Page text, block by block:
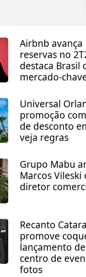
Airbnb avança
reservas no
destaca Brasil
mercado-
Universal
promoção
de desconto
veja regras
Grupo Mabu
Marcos
diretor
Recanto
promove
lançamento
centro de
fotos